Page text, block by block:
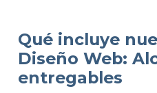
Qué incluye
Diseño Web:
entregables